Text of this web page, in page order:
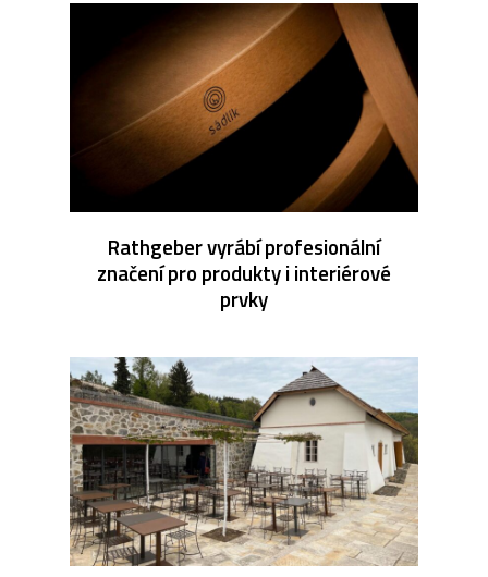
Rathgeber vyrábí profesionální
značení pro produkty i interiérové
prvky